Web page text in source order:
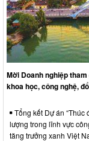
Mời Doanh nghiệp
khoa học, công nghệ,
Tổng kết Dự án
lượng trong lĩnh vực
tăng trưởng xanh Việt